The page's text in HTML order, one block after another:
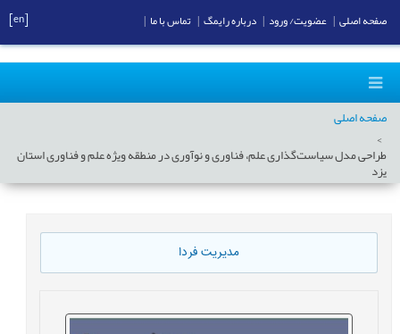
صفحه اصلی
طراحی مدل سیاست‌گذاری علم، فناوری و نوآوری در منطقه ویژه علم و فناوری استان
یزد
مدیریت فردا
صفحه اصلی عضویت/ ورود درباره رایمگ تماس با ما